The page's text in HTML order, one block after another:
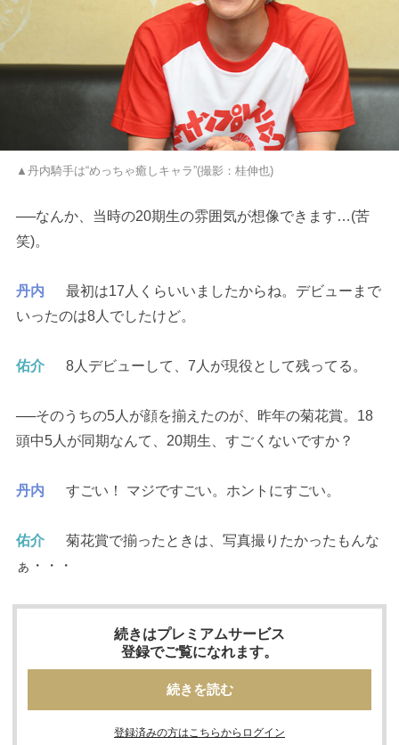
▲丹内騎手は“めっちゃ癒しキャラ”(撮影：桂伸也)
──なんか、当時の20期生の雰囲気が想像できます…(苦
笑)。
丹内
最初は17人くらいいましたからね。デビューまで
いったのは8人でしたけど。
佑介 8人デビューして、7人が現役として残ってる。
──そのうちの5人が顔を揃えたのが、昨年の菊花賞。18
頭中5人が同期なんて、20期生、すごくないですか？
丹内 すごい！ マジですごい。ホントにすごい。
佑介
菊花賞で揃ったときは、写真撮りたかったもんな
ぁ・・・
続きはプレミアムサービス
登録でご覧になれます。
続きを読む
登録済みの方はこちらからログイン